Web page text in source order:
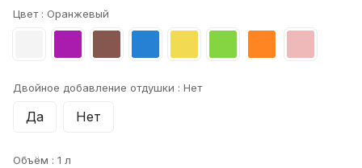
Цвет : Оранжевый
Двойное добавление отдушки : Нет
Да Нет
Объём : 1 л